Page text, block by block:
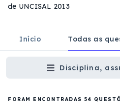
de UNCISAL 2013
Início Todas as
Disciplina,
FORAM ENCONTRADAS 54